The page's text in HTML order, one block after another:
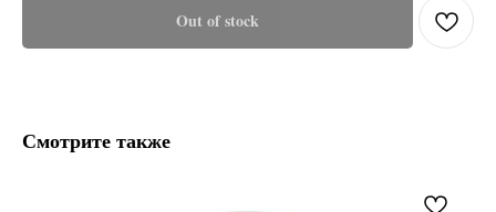
Out of stock
Смотрите также